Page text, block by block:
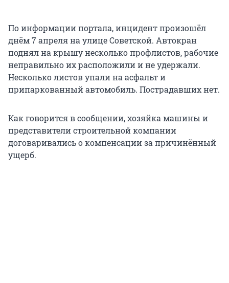
По информации портала, инцидент произошёл
днём 7 апреля на улице Советской. Автокран
поднял на крышу несколько профлистов, рабочие
неправильно их расположили и не удержали.
Несколько листов упали на асфальт и
припаркованный автомобиль. Пострадавших нет.
Как говорится в сообщении, хозяйка машины и
представители строительной компании
договаривались о компенсации за причинённый
ущерб.